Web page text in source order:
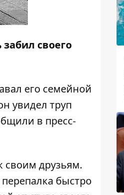
своего
его семейной
увидел труп
в пресс-
своим друзьям.
быстро